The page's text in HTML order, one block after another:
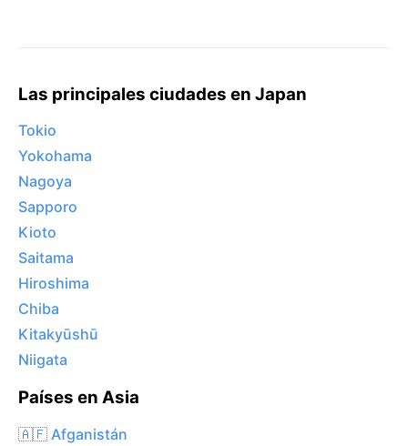
Las principales ciudades en Japan
Tokio
Yokohama
Nagoya
Sapporo
Kioto
Saitama
Hiroshima
Chiba
Kitakyūshū
Niigata
Países en Asia
🇦🇫 Afganistán